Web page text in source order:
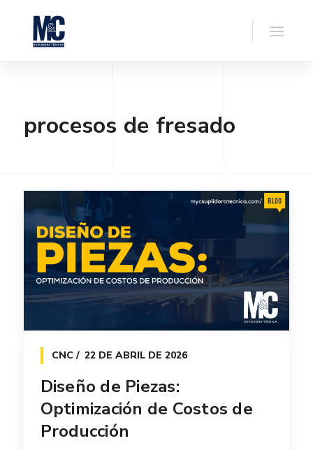
procesos de fresado
CNC 22 DE ABRIL DE 2026
Diseño de Piezas:
Optimización de Costos de
Producción